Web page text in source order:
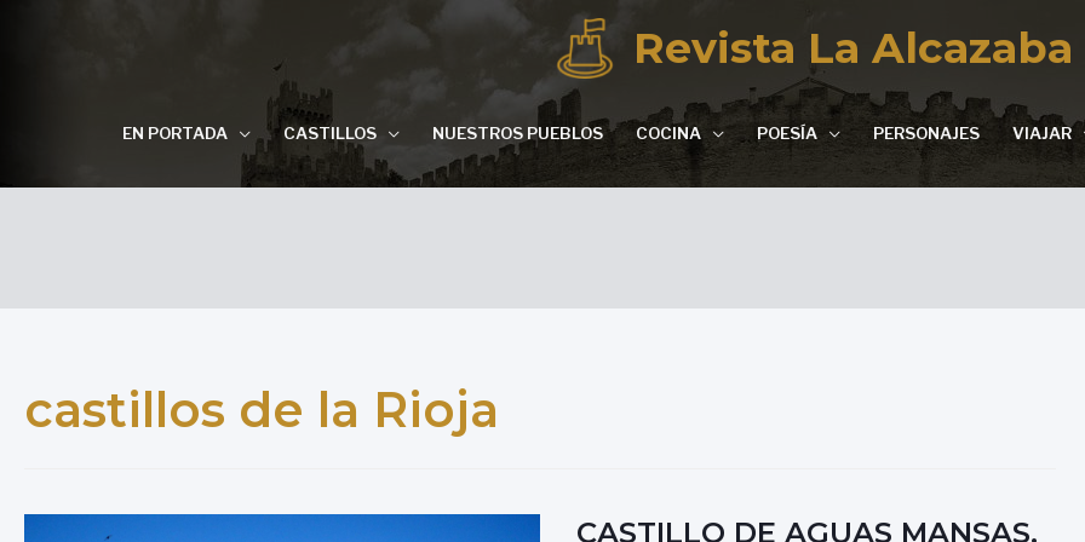
Revista La Alcazaba
EN PORTADA CASTILLOS NUESTROS PUEBLOS COCINA POESÍA PERSONAJES VIAJAR
castillos de la Rioja
CASTILLO DE AGUAS MANSAS,